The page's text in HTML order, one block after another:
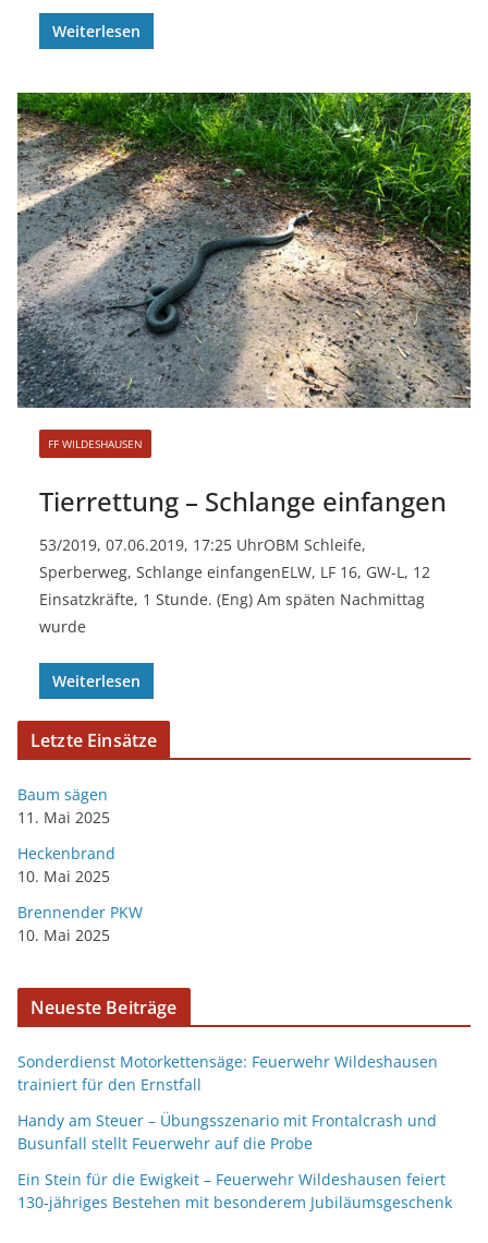
Weiterlesen
FF WILDESHAUSEN
Tierrettung – Schlange einfangen
53/2019, 07.06.2019, 17:25 UhrOBM Schleife,
Sperberweg, Schlange einfangenELW, LF 16, GW-L, 12
Einsatzkräfte, 1 Stunde. (Eng) Am späten Nachmittag
wurde
Weiterlesen
Letzte Einsätze
Baum sägen
11. Mai 2025
Heckenbrand
10. Mai 2025
Brennender PKW
10. Mai 2025
Neueste Beiträge
Sonderdienst Motorkettensäge: Feuerwehr Wildeshausen
trainiert für den Ernstfall
Handy am Steuer – Übungsszenario mit Frontalcrash und
Busunfall stellt Feuerwehr auf die Probe
Ein Stein für die Ewigkeit – Feuerwehr Wildeshausen feiert
130-jähriges Bestehen mit besonderem Jubiläumsgeschenk